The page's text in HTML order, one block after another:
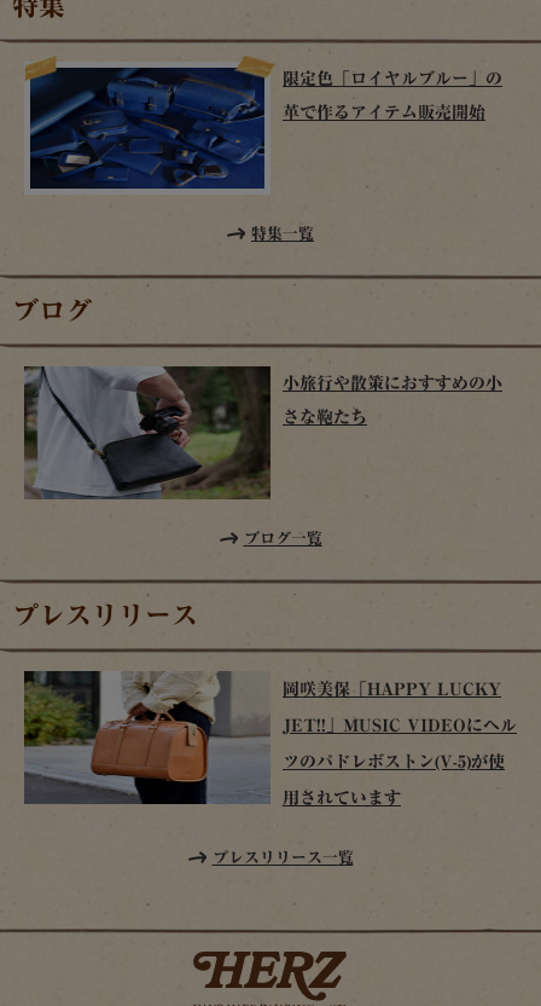
特集
限定色「ロイヤルブルー」の
革で作るアイテム販売開始
特集一覧
ブログ
小旅行や散策におすすめの小
さな鞄たち
ブログ一覧
プレスリリース
岡咲美保「HAPPY LUCKY
JET!!」MUSIC VIDEOにヘル
ツのパドレボストン(V-5)が使
用されています
プレスリリース一覧